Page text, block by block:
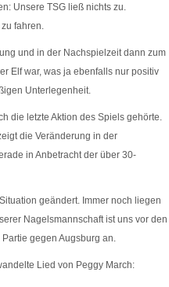
Unsere TSG ließ nichts zu.
fahren.
und in der Nachspielzeit dann zum
Elf war, was ja ebenfalls nur positiv
Unterlegenheit.
die letzte Aktion des Spiels gehörte.
die Veränderung in der
in Anbetracht der über 30-
geändert. Immer noch liegen
Nagelsmannschaft ist uns vor den
gegen Augsburg an.
Lied von Peggy March: